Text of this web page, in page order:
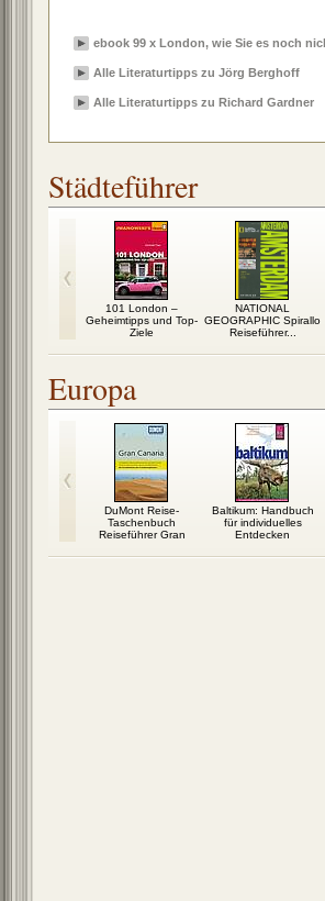
ebook 99 x London, wie Sie es noch
Alle Literaturtipps zu Jörg Berghoff
Alle Literaturtipps zu Richard Gardner
Städteführer
101 London –
Geheimtipps und Top-
Ziele
NATIONAL
GEOGRAPHIC Spirallo
Reiseführer...
Europa
DuMont Reise-
Taschenbuch
Reiseführer Gran
Baltikum: Handbuch
für individuelles
Entdecken